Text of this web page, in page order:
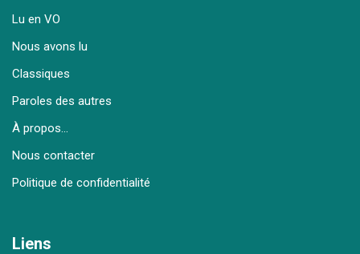
Lu en VO
Nous avons lu
Classiques
Paroles des autres
À propos…
Nous contacter
Politique de confidentialité
Liens